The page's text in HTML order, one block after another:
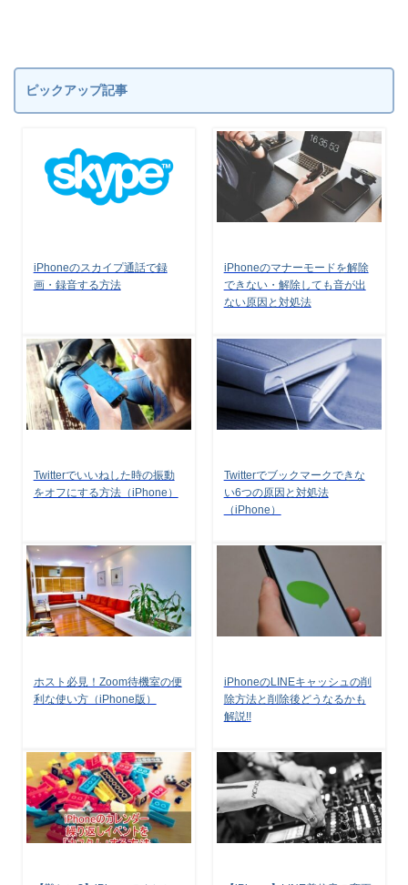
ピックアップ記事
iPhoneのスカイプ通話で録
画・録音する方法
iPhoneのマナーモードを解除
できない・解除しても音が出
ない原因と対処法
Twitterでいいねした時の振動
をオフにする方法（iPhone）
Twitterでブックマークできな
い6つの原因と対処法
（iPhone）
ホスト必見！Zoom待機室の便
利な使い方（iPhone版）
iPhoneのLINEキャッシュの削
除方法と削除後どうなるかも
解説!!